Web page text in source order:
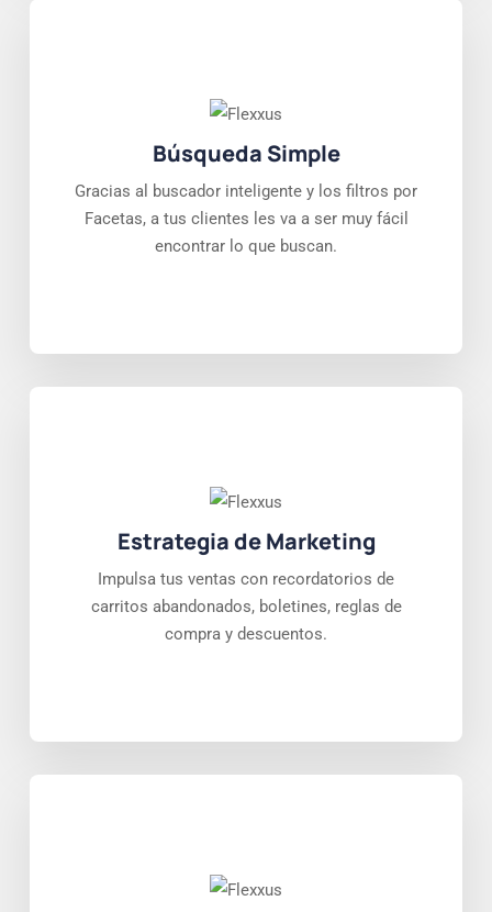
Búsqueda Simple
Gracias al buscador inteligente y los filtros por
Facetas, a tus clientes les va a ser muy fácil
encontrar lo que buscan.
Estrategia de Marketing
Impulsa tus ventas con recordatorios de
carritos abandonados, boletines, reglas de
compra y descuentos.